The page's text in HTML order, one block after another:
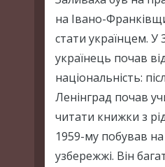
на Івано-
стати українцем. У
українець почав
національність:
Ленінград почав
читати книжки з
1959-му побував
узбережжі. Він